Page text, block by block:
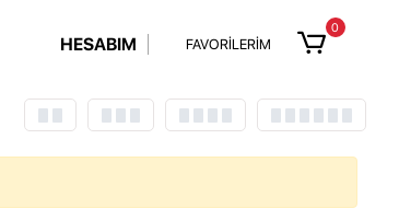
HESABIM FAVORİLERİM
0